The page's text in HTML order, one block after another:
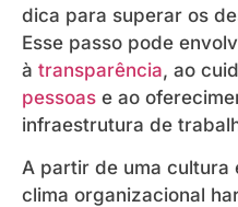
dica para superar os
Esse passo pode
à transparência, ao
pessoas e ao
infraestrutura de
A partir de uma cultura
clima organizacional